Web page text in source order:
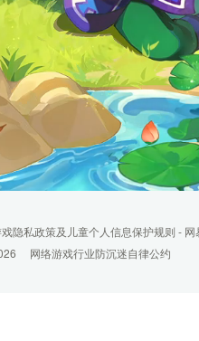
隐私政策及儿童个人信息保护规则 - 网
网络游戏行业防沉迷自律公约